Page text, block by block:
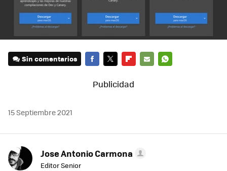
Sin comentarios
15 Septiembre 2021
Jose Antonio Carmona
Editor Senior